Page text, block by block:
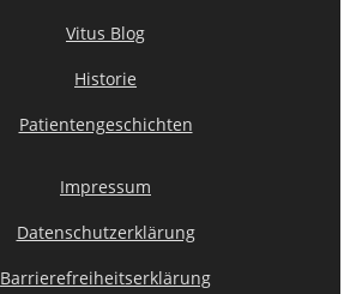
Vitus Blog
Historie
Patientengeschichten
Impressum
Datenschutzerklärung
Barrierefreiheitserklärung